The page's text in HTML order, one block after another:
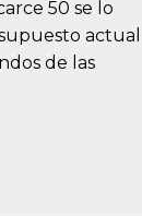
50 se lo
actual
de las